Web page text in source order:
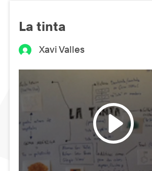
La tinta
Xavi Valles